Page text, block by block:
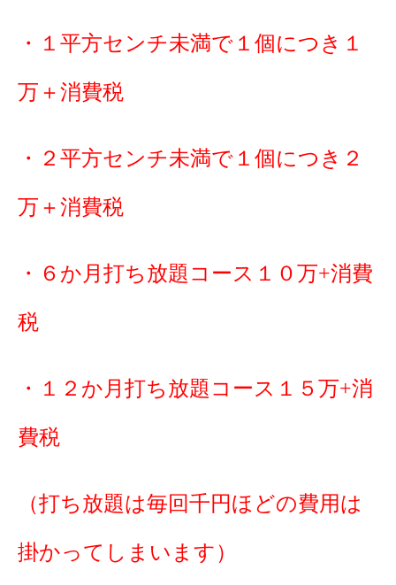
・１平方センチ未満で１個につき１
万＋消費税
・２平方センチ未満で１個につき２
万＋消費税
・６か月打ち放題コース１０万+消費
税
・１２か月打ち放題コース１５万+消
費税
（打ち放題は毎回千円ほどの費用は
掛かってしまいます）